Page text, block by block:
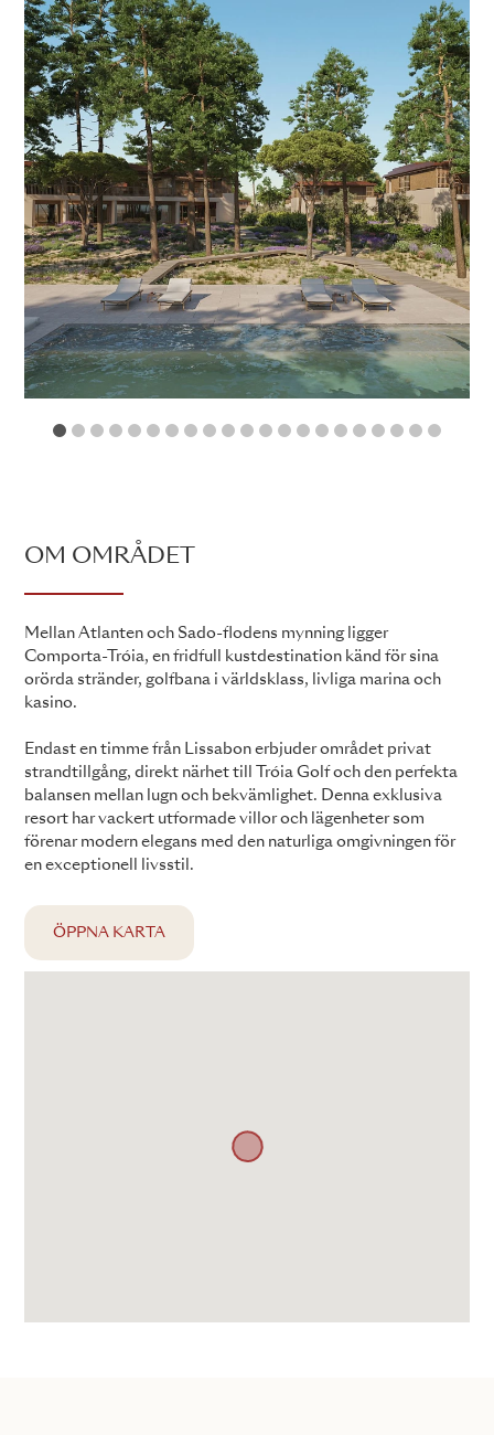
1 2 3 4 5 6 7 8 9 1011 12131415161718
OM OMRÅDET
Mellan Atlanten och Sado-flodens mynning ligger
Comporta-Tróia, en fridfull kustdestination känd för sina
orörda stränder, golfbana i världsklass, livliga marina och
kasino.
Endast en timme från Lissabon erbjuder området privat
strandtillgång, direkt närhet till Tróia Golf och den perfekta
balansen mellan lugn och bekvämlighet. Denna exklusiva
resort har vackert utformade villor och lägenheter som
förenar modern elegans med den naturliga omgivningen för
en exceptionell livsstil.
ÖPPNA KARTA